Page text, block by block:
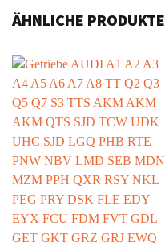
ÄHNLICHE PRODUKTE